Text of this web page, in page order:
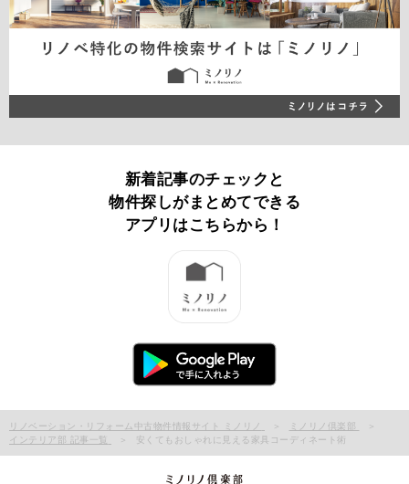
新着記事のチェックと
物件探しがまとめてできる
アプリはこちらから！
リノベーション・リフォーム中古物件情報サイト ミノリノ
ミノリノ倶楽部
インテリア部 記事一覧
安くてもおしゃれに見える家具コーディネート術